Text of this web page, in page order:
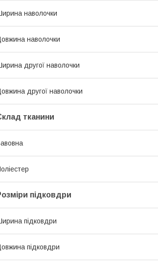
наволочки
наволочки
другої наволочки
другої наволочки
тканини
підковдри
підковдри
підковдри